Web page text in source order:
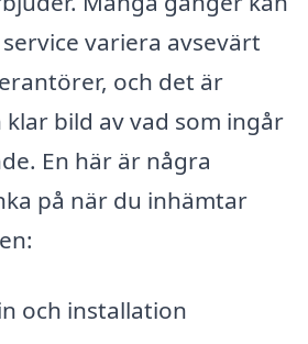
variera avsevärt
och det är
bild av vad som ingår
En här är några
på när du inhämtar
och installation